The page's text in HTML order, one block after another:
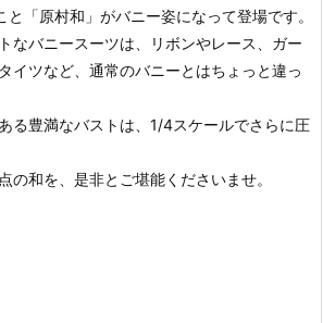
と「原村和」がバニー姿になって登場です。
なバニースーツは、リボンやレース、ガー
イツなど、通常のバニーとはちょっと違っ
る豊満なバストは、1/4スケールでさらに圧
の和を、是非とご堪能くださいませ。